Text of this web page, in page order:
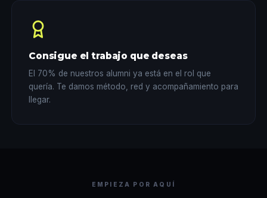
Consigue el trabajo que deseas
El 70% de nuestros alumni ya está en el rol que
quería. Te damos método, red y acompañamiento para
llegar.
EMPIEZA POR AQUÍ